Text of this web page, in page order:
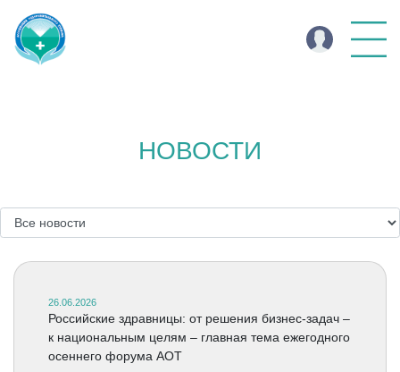
НОВОСТИ
26.06.2026
Российские здравницы: от решения бизнес-задач –
к национальным целям – главная тема ежегодного
осеннего форума АОТ